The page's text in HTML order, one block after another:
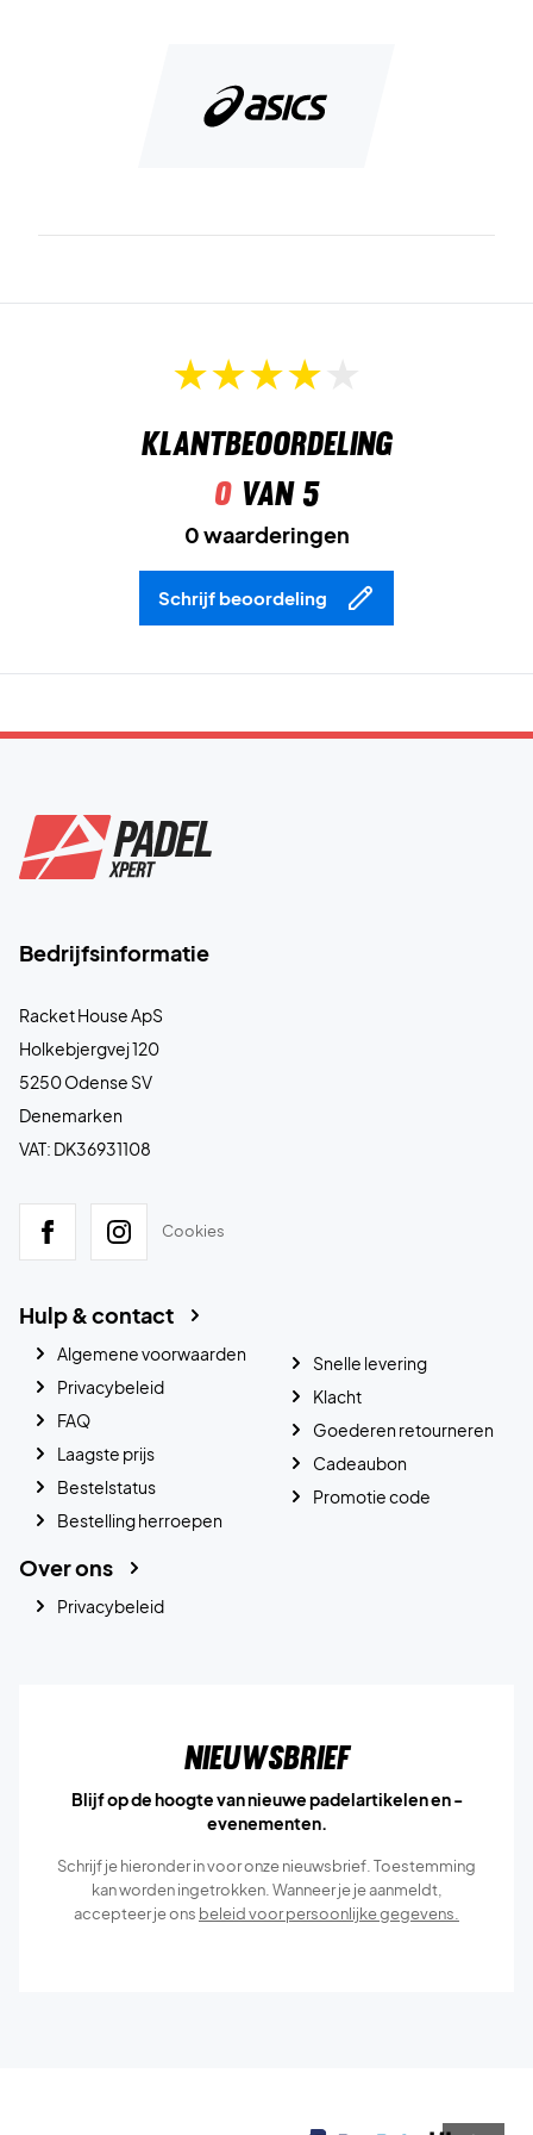
Schitterende schoenen voor padel of tennis op
Klantbeoordeling
0van 5
0 waarderingen
Schrijf beoordeling
Bedrijfsinformatie
Racket House ApS
Holkebjergvej 120
5250 Odense SV
Denemarken
VAT: DK36931108
Cookies
Hulp & contact
Algemene voorwaarden
Privacybeleid
FAQ
Laagste prijs
Bestelstatus
Bestelling herroepen
Snelle levering
Klacht
Goederen retourneren
Cadeaubon
Promotie code
Over ons
Privacybeleid
Nieuwsbrief
Blijf op de hoogte van nieuwe padelartikelen en -
evenementen.
Schrijf je hieronder in voor onze nieuwsbrief. Toestemming
kan worden ingetrokken. Wanneer je je aanmeldt,
accepteer je ons beleid voor persoonlijke gegevens.